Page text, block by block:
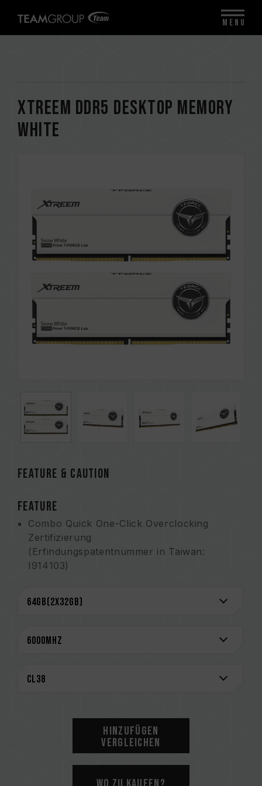
XTREEM DDR5 DESKTOP MEMORY
WHITE
FEATURE & CAUTION
FEATURE
Combo Quick One-Click Overclocking
Zertifizierung
(Erfindungspatentnummer in Taiwan:
I914103)
Sorgfältig geschichtete, hochwertige,
außergewöhnliche Wärmeableitung
Hochwertiger IC mit patentierter Technik
On-Die ECC für ein stabileres System
Lebenslange Garantie
Eine vollständige Liste der kompatiblen
Hinzufügen
Vergleichen
MENU